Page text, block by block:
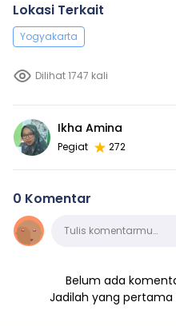
Lokasi Terkait
Yogyakarta
Dilihat 1747 kali
Ikha Amina
Pegiat 272
0 Komentar
KomentarTulis komentarmu…
Belum ada
Jadilah yang